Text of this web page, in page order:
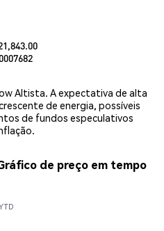
Altista. A expectativa de alta
de energia, possíveis
de fundos especulativos
de preço em tempo